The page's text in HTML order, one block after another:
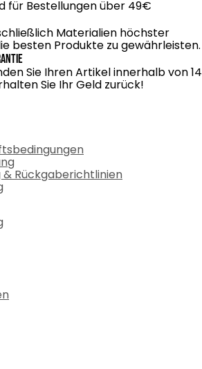
für Bestellungen über 49€
Materialien höchster
besten Produkte zu gewährleisten.
Sie Ihren Artikel innerhalb von 14
Sie Ihr Geld zurück!
Rückgaberichtlinien